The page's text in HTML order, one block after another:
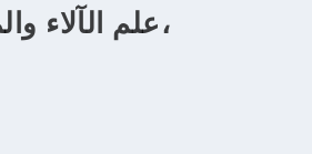
علم الآلاء والمنن الإلهية،